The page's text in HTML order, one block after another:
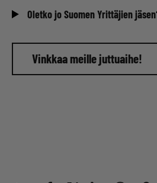
Oletko jo Suomen Yrittäjien
Vinkkaa meille juttuaihe!